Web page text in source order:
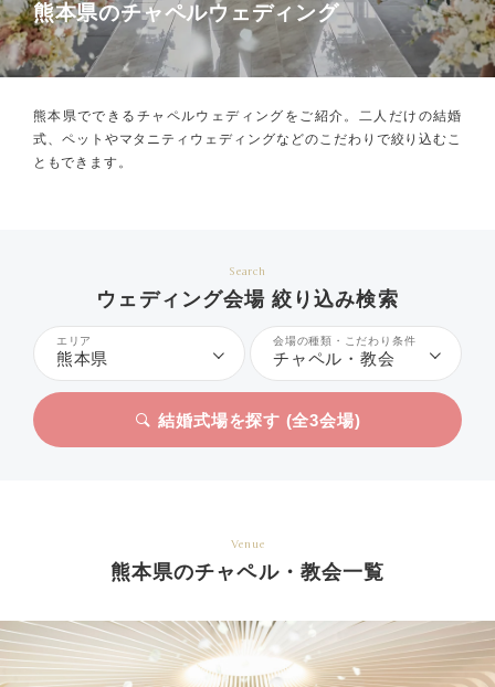
熊本県のチャペルウェディング
熊本県でできるチャペルウェディングをご紹介。 二人だけの結婚
式、ペットやマタニティウェディングなどのこだわりで絞り込むこ
ともできます。
Search
ウェディング会場 絞り込み検索
エリア
熊本県
会場の種類・こだわり条件
チャペル・教会
結婚式場を探す (全3会場)
Venue
熊本県のチャペル・教会一覧